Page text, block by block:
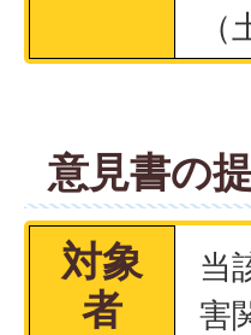
意見書の
対象
者
当
害